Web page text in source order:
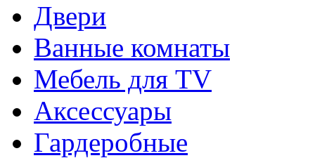
Двери
Ванные комнаты
Мебель для TV
Аксессуары
Гардеробные